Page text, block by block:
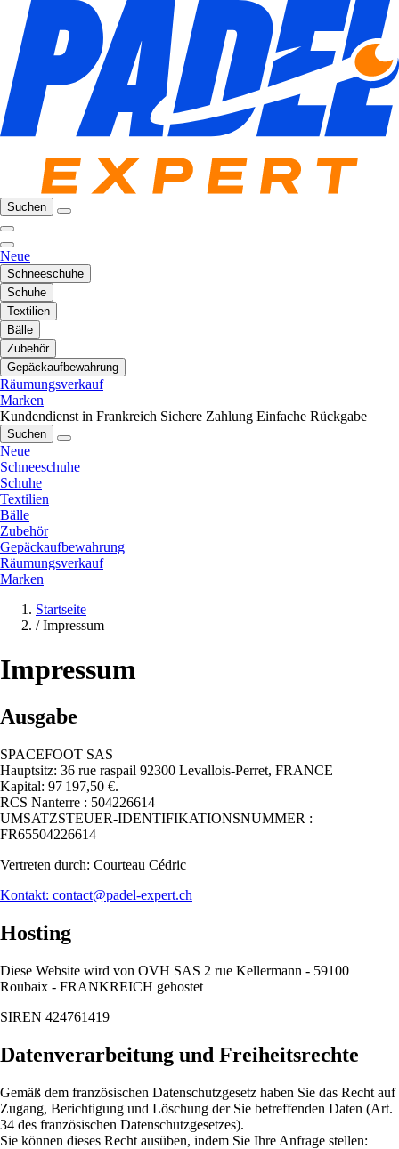
Suchen
Neue
Schneeschuhe
Schuhe
Textilien
Bälle
Zubehör
Gepäckaufbewahrung
Räumungsverkauf
Marken
Kundendienst in Frankreich Sichere Zahlung Einfache Rückgabe
Suchen
Neue
Schneeschuhe
Schuhe
Textilien
Bälle
Zubehör
Gepäckaufbewahrung
Räumungsverkauf
Marken
Startseite
/ Impressum
Impressum
Ausgabe
SPACEFOOT SAS
Hauptsitz: 36 rue raspail 92300 Levallois-Perret, FRANCE
Kapital: 97 197,50 €.
RCS Nanterre : 504226614
UMSATZSTEUER-IDENTIFIKATIONSNUMMER :
FR65504226614
Vertreten durch: Courteau Cédric
Kontakt: contact@padel-expert.ch
Hosting
Diese Website wird von OVH SAS 2 rue Kellermann - 59100
Roubaix - FRANKREICH gehostet
SIREN 424761419
Datenverarbeitung und Freiheitsrechte
Gemäß dem französischen Datenschutzgesetz haben Sie das Recht auf
Zugang, Berichtigung und Löschung der Sie betreffenden Daten (Art.
34 des französischen Datenschutzgesetzes).
Sie können dieses Recht ausüben, indem Sie Ihre Anfrage stellen: